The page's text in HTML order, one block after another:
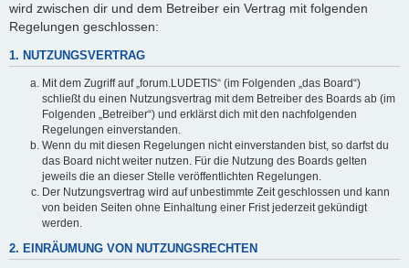
wird zwischen dir und dem Betreiber ein Vertrag mit folgenden
Regelungen geschlossen:
1. NUTZUNGSVERTRAG
Mit dem Zugriff auf „forum.LUDETIS“ (im Folgenden „das Board“)
schließt du einen Nutzungsvertrag mit dem Betreiber des Boards ab (im
Folgenden „Betreiber“) und erklärst dich mit den nachfolgenden
Regelungen einverstanden.
Wenn du mit diesen Regelungen nicht einverstanden bist, so darfst du
das Board nicht weiter nutzen. Für die Nutzung des Boards gelten
jeweils die an dieser Stelle veröffentlichten Regelungen.
Der Nutzungsvertrag wird auf unbestimmte Zeit geschlossen und kann
von beiden Seiten ohne Einhaltung einer Frist jederzeit gekündigt
werden.
2. EINRÄUMUNG VON NUTZUNGSRECHTEN